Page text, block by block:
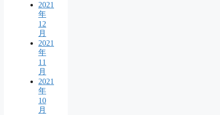
2021
年
12
月
2021
年
11
月
2021
年
10
月